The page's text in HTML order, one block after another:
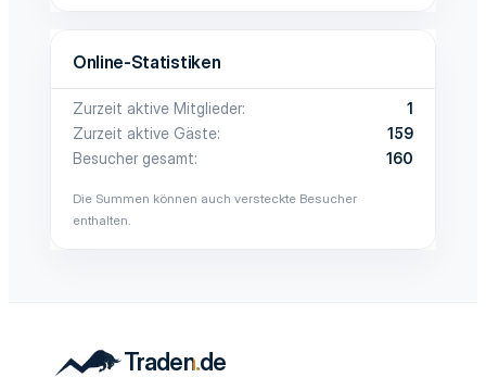
Online-Statistiken
Zurzeit aktive Mitglieder
1
Zurzeit aktive Gäste
159
Besucher gesamt
160
Die Summen können auch versteckte Besucher
enthalten.